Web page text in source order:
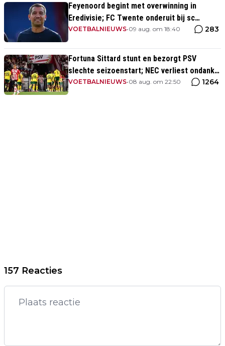
Feyenoord begint met overwinning in
Eredivisie; FC Twente onderuit bij sc
Heerenveen
VOETBALNIEUWS•09 aug. om 18:40 283
Fortuna Sittard stunt en bezorgt PSV
slechte seizoenstart; NEC verliest ondanks
assist Tadic
VOETBALNIEUWS•08 aug. om 22:50 1264
157 Reacties